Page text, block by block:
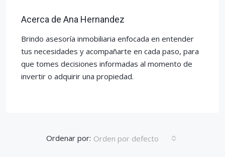
Acerca de Ana Hernandez
Brindo asesoría inmobiliaria enfocada en entender
tus necesidades y acompañarte en cada paso, para
que tomes decisiones informadas al momento de
invertir o adquirir una propiedad.
Ordenar por: Orden por defecto